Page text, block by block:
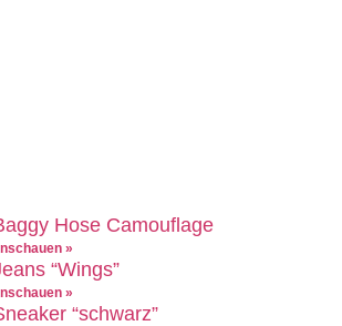
Hose Camouflage
»
“Wings”
»
“schwarz”